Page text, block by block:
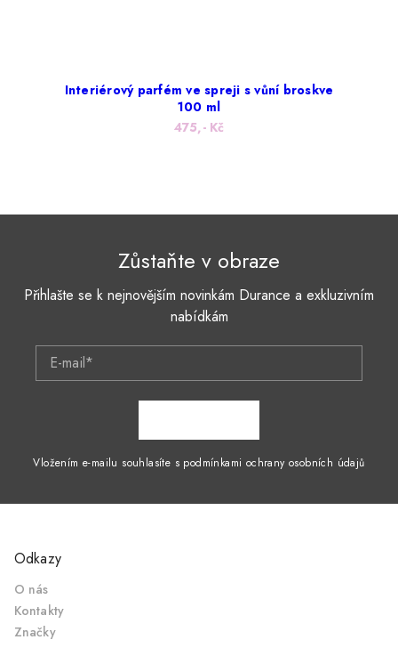
Interiérový parfém ve spreji s vůní broskve
100 ml
475,- Kč
Zůstaňte v obraze
Přihlašte se k nejnovějším novinkám Durance a exkluzivním
nabídkám
E-mail*
Vložením e-mailu souhlasíte s podmínkami ochrany osobních údajů
Odkazy
O nás
Kontakty
Značky